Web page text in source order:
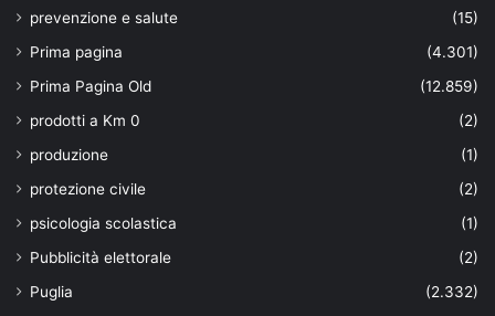
prevenzione e salute
(15)
Prima pagina
(4.301)
Prima Pagina Old
(12.859)
prodotti a Km 0
(2)
produzione
(1)
protezione civile
(2)
psicologia scolastica
(1)
Pubblicità elettorale
(2)
Puglia
(2.332)